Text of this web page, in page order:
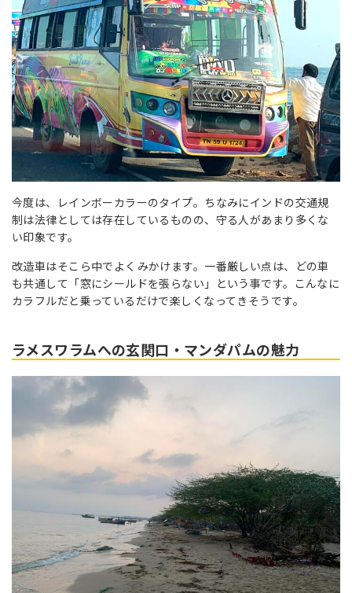
今度は、レインボーカラーのタイプ。ちなみにインドの交通規
制は法律としては存在しているものの、守る人があまり多くな
い印象です。
改造車はそこら中でよくみかけます。一番厳しい点は、どの車
も共通して「窓にシールドを張らない」という事です。こんなに
カラフルだと乗っているだけで楽しくなってきそうです。
ラメスワラムへの玄関口・マンダパムの魅力